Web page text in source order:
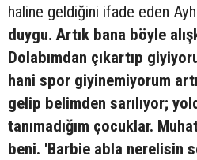
haline geldiğini ifade eden
duygu. Artık bana böyle
Dolabımdan çıkartıp
hani spor giyinemiyorum
gelip belimden sarılıyor;
tanımadığım çocuklar.
beni. 'Barbie abla nerelisin